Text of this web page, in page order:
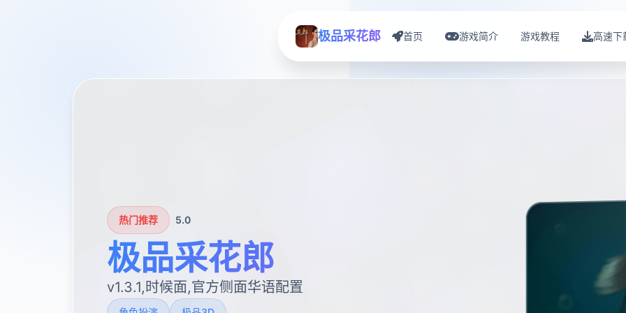
极品采花郎 首页 游戏简介 游戏教程 高速下
热门推荐 5.0
极品采花郎
v1.3.1,时候面,官方侧面华语配置